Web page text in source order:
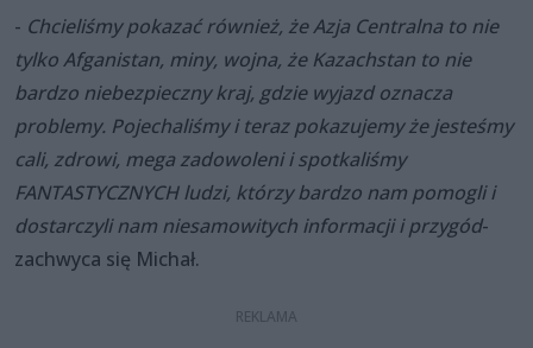
- Chcieliśmy pokazać również, że Azja Centralna to nie
tylko Afganistan, miny, wojna, że Kazachstan to nie
bardzo niebezpieczny kraj, gdzie wyjazd oznacza
problemy. Pojechaliśmy i teraz pokazujemy że jesteśmy
cali, zdrowi, mega zadowoleni i spotkaliśmy
FANTASTYCZNYCH ludzi, którzy bardzo nam pomogli i
dostarczyli nam niesamowitych informacji i przygód-
zachwyca się Michał.